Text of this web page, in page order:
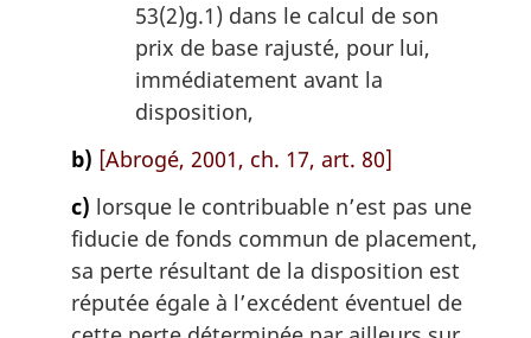
53(2)g.1) dans le calcul de son
prix de base rajusté, pour lui,
immédiatement avant la
disposition,
b) [Abrogé, 2001, ch. 17, art. 80]
c) lorsque le contribuable n’est pas une
fiducie de fonds commun de placement,
sa perte résultant de la disposition est
réputée égale à l’excédent éventuel de